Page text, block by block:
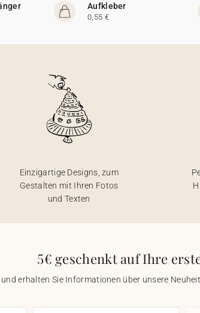
Aufkleber
0,55 €
Einzigartige Designs, zum
Gestalten mit Ihren Fotos
und Texten
5€ geschenkt auf Ihre
und erhalten Sie Informationen über unsere